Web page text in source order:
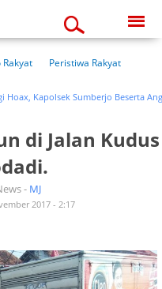
01:01:15 pm
Rakyat
Peristiwa Rakyat
Kapolsek Sumberjo Beserta
di Jalan Kudus
- MJ
2017 - 2:17